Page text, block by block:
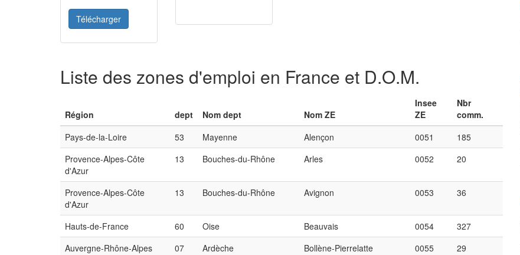
Télécharger
Liste des zones d'emploi en France et D.O.M.
Région dept Nom dept Nom ZE
Insee
ZE
Nbr
comm.
Pays-de-la-Loire
53 Mayenne Alençon 0051
185
Provence-Alpes-Côte
d'Azur
13 Bouches-du-Rhône Arles 0052 20
Provence-Alpes-Côte
d'Azur
13 Bouches-du-Rhône Avignon 0053 36
Hauts-de-France 60 Oise Beauvais 0054
327
Auvergne-Rhône-Alpes
07 Ardèche Bollène-Pierrelatte 0055
29